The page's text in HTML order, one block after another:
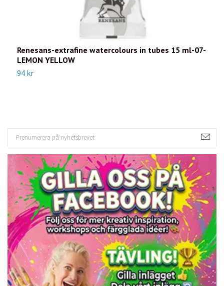
Renesans-extrafine watercolours in tubes 15 ml-07-
LEMON YELLOW
94 kr